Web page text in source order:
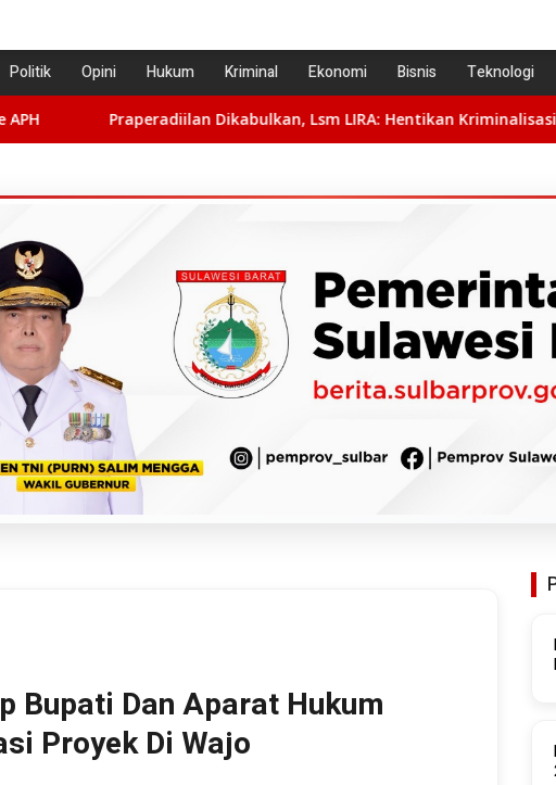
Politik Opini Hukum Kriminal Ekonomi Bisnis Teknologi
Dikabulkan, Lsm LIRA: Hentikan Kriminalisasi, Pulihkan Nama Baik
Bupati Dan Aparat Hukum
Proyek Di Wajo